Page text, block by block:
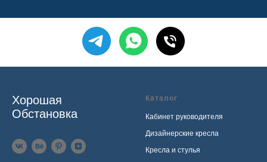
Хорошая
Обстановка
Каталог
Кабинет руководителя
Дизайнерские кресла
Кресла и стулья